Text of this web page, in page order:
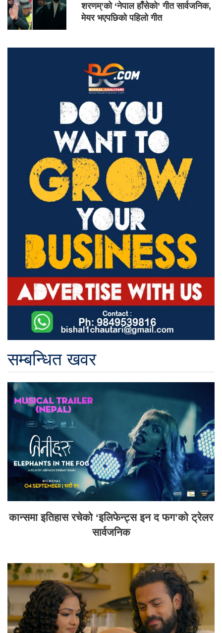
शरणम्’को ‘नेपाल हाँसेको’ गीत सार्वजनिक,
मेयर भएपछिको पहिलो गीत
सम्बन्धित खवर
कान्समा इतिहास रचेको ‘इलिफेन्ट्स इन द फग’को ट्रेलर
सार्वजनिक